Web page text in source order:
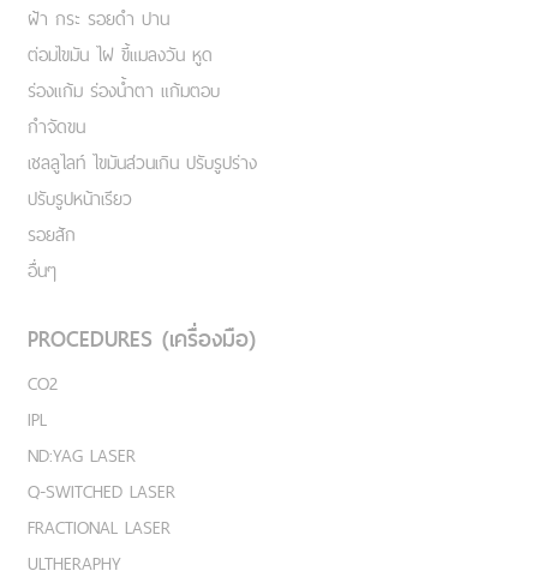
ฝ้า กระ รอยดำ ปาน
ต่อมไขมัน ไฝ ขี้แมลงวัน หูด
ร่องแก้ม ร่องน้ำตา แก้มตอบ
กำจัดขน
เชลลูไลท์ ไขมันส่วนเกิน ปรับรูปร่าง
ปรับรูปหน้าเรียว
รอยสัก
อื่นๆ
PROCEDURES (เครื่องมือ)
CO2
IPL
ND:YAG LASER
Q-SWITCHED LASER
FRACTIONAL LASER
ULTHERAPHY